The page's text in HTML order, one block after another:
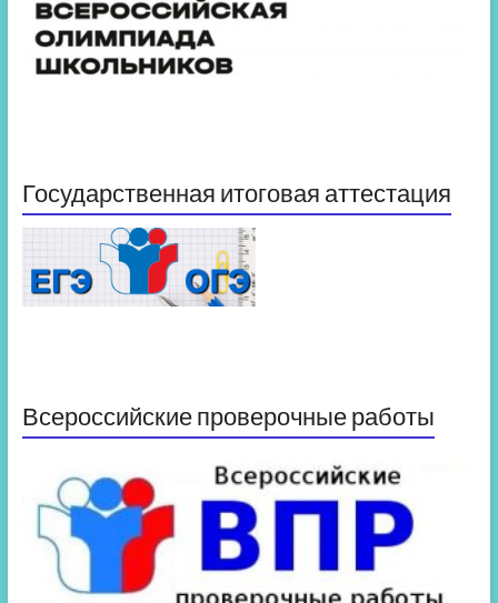
Государственная итоговая аттестация
Всероссийские проверочные работы